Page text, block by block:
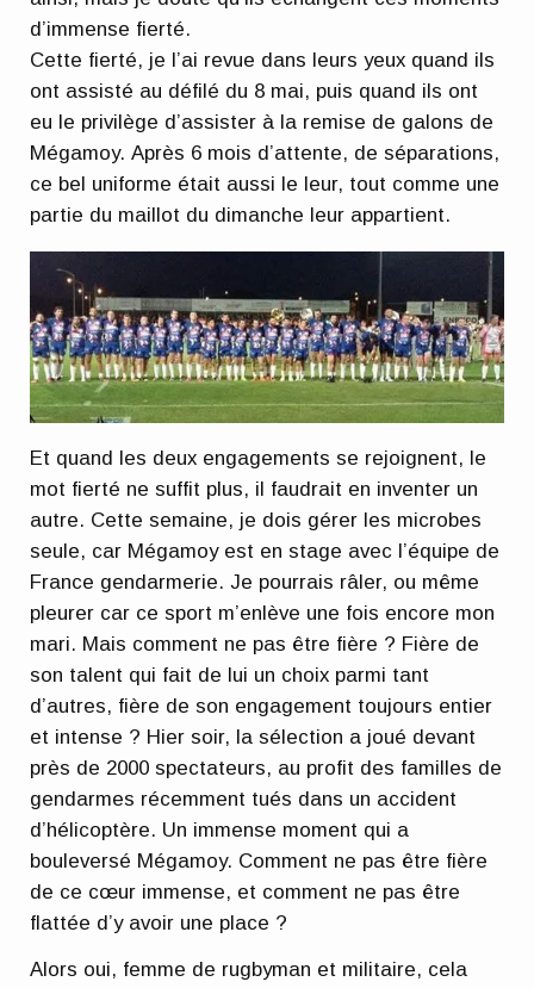
d’immense fierté.
Cette fierté, je l’ai revue dans leurs yeux quand ils
ont assisté au défilé du 8 mai, puis quand ils ont
eu le privilège d’assister à la remise de galons de
Mégamoy. Après 6 mois d’attente, de séparations,
ce bel uniforme était aussi le leur, tout comme une
partie du maillot du dimanche leur appartient.
Et quand les deux engagements se rejoignent, le
mot fierté ne suffit plus, il faudrait en inventer un
autre. Cette semaine, je dois gérer les microbes
seule, car Mégamoy est en stage avec l’équipe de
France gendarmerie. Je pourrais râler, ou même
pleurer car ce sport m’enlève une fois encore mon
mari. Mais comment ne pas être fière ? Fière de
son talent qui fait de lui un choix parmi tant
d’autres, fière de son engagement toujours entier
et intense ? Hier soir, la sélection a joué devant
près de 2000 spectateurs, au profit des familles de
gendarmes récemment tués dans un accident
d’hélicoptère. Un immense moment qui a
bouleversé Mégamoy. Comment ne pas être fière
de ce cœur immense, et comment ne pas être
flattée d’y avoir une place ?
Alors oui, femme de rugbyman et militaire, cela